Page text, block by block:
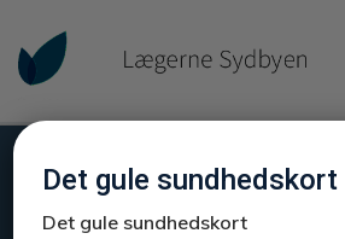
Sygesikringsbevis/
Det gule sundhedskort
Det gule sundhedskort